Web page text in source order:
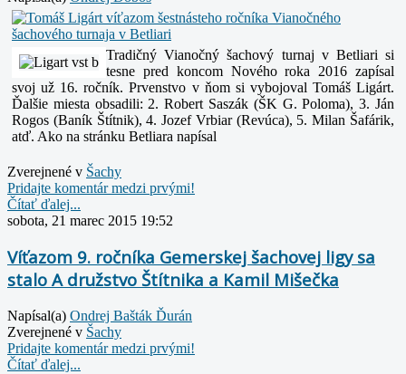
Tradičný Vianočný šachový turnaj v Betliari si
tesne pred koncom Nového roka 2016 zapísal
svoj už 16. ročník. Prvenstvo v ňom si vybojoval Tomáš Ligárt.
Ďalšie miesta obsadili: 2. Robert Saszák (ŠK G. Poloma), 3. Ján
Rogos (Baník Štítnik), 4. Jozef Vrbiar (Revúca), 5. Milan Šafárik,
atď. Ako na stránku Betliara napísal
Zverejnené v Šachy
Pridajte komentár medzi prvými!
Čítať ďalej...
sobota, 21 marec 2015 19:52
Víťazom 9. ročníka Gemerskej šachovej ligy sa
stalo A družstvo Štítnika a Kamil Mišečka
Napísal(a) Ondrej Bašták Ďurán
Zverejnené v Šachy
Pridajte komentár medzi prvými!
Čítať ďalej...